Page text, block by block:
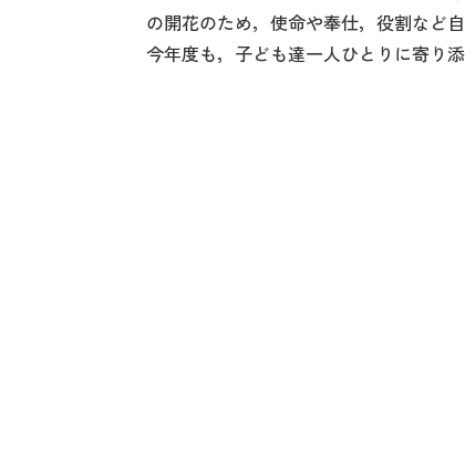
の開花のため，使命や奉仕，役割など
今年度も，子ども達一人ひとりに寄り